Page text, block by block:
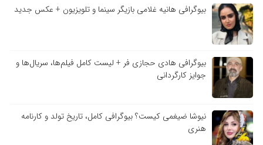
بیوگرافی هانیه غلامی بازیگر سینما و تلویزیون + عکس جدید
بیوگرافی هادی حجازی فر + لیست کامل فیلم‌ها، سریال‌ها و
جوایز کارگردانی
نیوشا ضیغمی کیست؟ بیوگرافی کامل، تاریخ تولد و کارنامه
هنری